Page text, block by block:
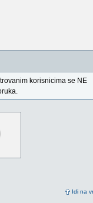
Idi na
korisnicima se NE